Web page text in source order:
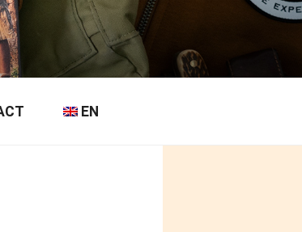
EN